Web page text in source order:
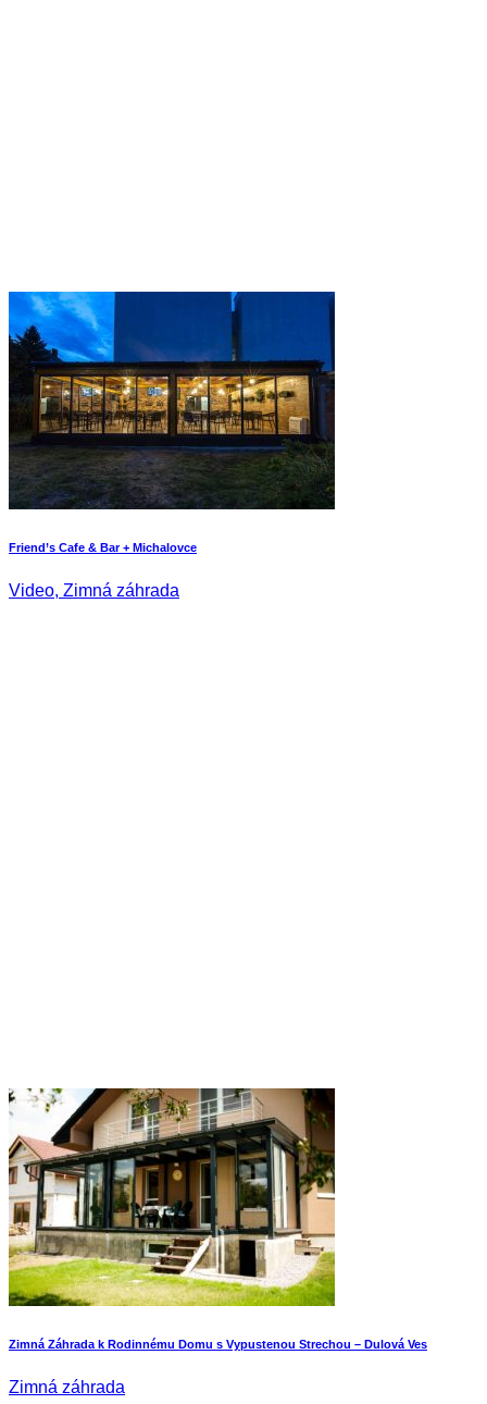
Friend’s Cafe & Bar + Michalovce
Video, Zimná záhrada
Zimná Záhrada k Rodinnému Domu s Vypustenou Strechou – Dulová Ves
Zimná záhrada